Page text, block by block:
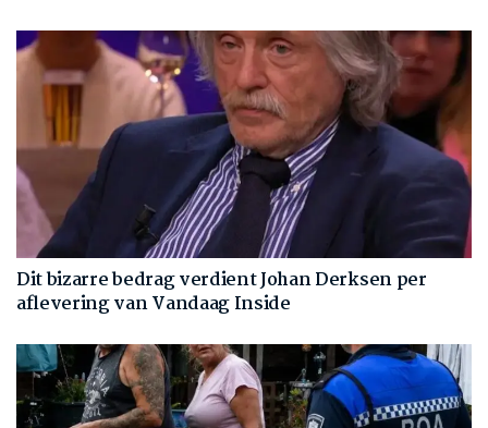
Dit bizarre bedrag verdient Johan Derksen per
aflevering van Vandaag Inside